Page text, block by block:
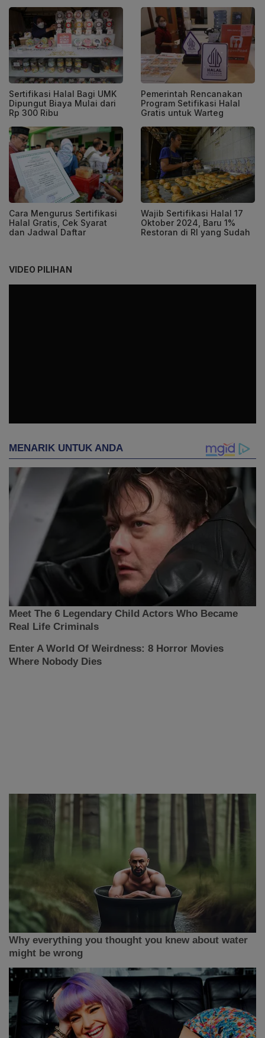
Sertifikasi Halal Bagi UMK
Dipungut Biaya Mulai dari
Rp 300 Ribu
Pemerintah Rencanakan
Program Setifikasi Halal
Gratis untuk Warteg
Cara Mengurus Sertifikasi
Halal Gratis, Cek Syarat
dan Jadwal Daftar
Wajib Sertifikasi Halal 17
Oktober 2024, Baru 1%
Restoran di RI yang Sudah
VIDEO PILIHAN